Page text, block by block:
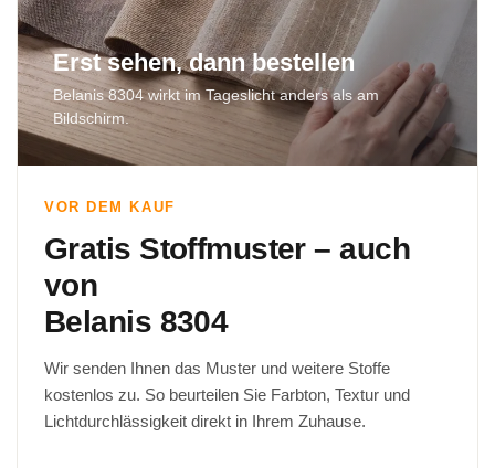
Erst sehen, dann bestellen
Belanis 8304 wirkt im Tageslicht anders als am
Bildschirm.
VOR DEM KAUF
Gratis Stoffmuster – auch
von
Belanis 8304
Wir senden Ihnen das Muster und weitere Stoffe
kostenlos zu. So beurteilen Sie Farbton, Textur und
Lichtdurchlässigkeit direkt in Ihrem Zuhause.